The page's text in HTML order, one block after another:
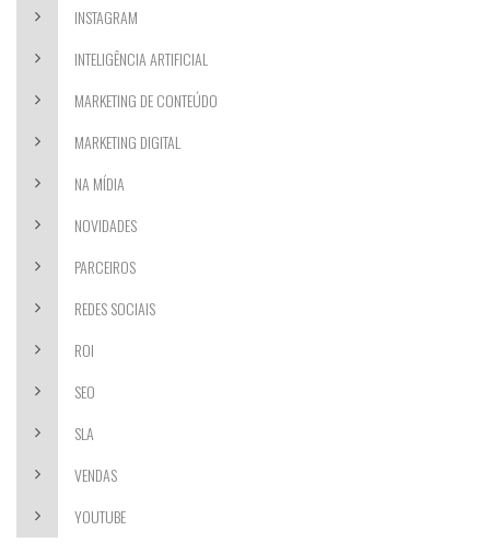
INSTAGRAM
INTELIGÊNCIA ARTIFICIAL
MARKETING DE CONTEÚDO
MARKETING DIGITAL
NA MÍDIA
NOVIDADES
PARCEIROS
REDES SOCIAIS
ROI
SEO
SLA
VENDAS
YOUTUBE